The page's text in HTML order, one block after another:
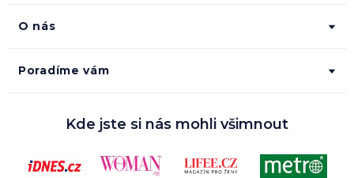
O nás
Poradíme vám
Kde jste si nás mohli všimnout